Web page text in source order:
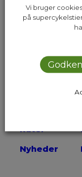
Islands Brygge
2300
Send os en
Ruter
Nyheder
Vi bruger
på